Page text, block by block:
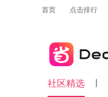
首页 点击排行
社区精选